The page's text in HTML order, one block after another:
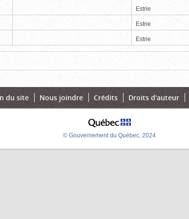
Estrie
Estrie
Estrie
du site Nous joindre Crédits Droits d'auteur
© Gouvernement du Québec, 2024